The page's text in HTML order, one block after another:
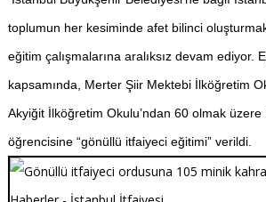
toplumun her kesiminde afet bilinci
eğitim çalışmalarına aralıksız devam ediyor.
kapsamında, Merter Şiir Mektebi İlköğretim
Akyiğit İlköğretim Okulu’ndan 60 olmak
öğrencisine “gönüllü itfaiyeci eğitimi” verildi.